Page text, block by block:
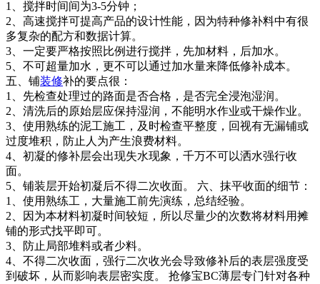
1、搅拌时间间为3-5分钟；
2、高速搅拌可提高产品的设计性能，因为特种修补料中有很
多复杂的配方和数据计算。
3、一定要严格按照比例进行搅拌，先加材料，后加水。
5、不可超量加水，更不可以通过加水量来降低修补成本。
五、铺装修补的要点很：
1、先检查处理过的路面是否合格，是否完全浸泡湿润。
2、清洗后的原始层应保持湿润，不能明水作业或干燥作业。
3、使用熟练的泥工施工，及时检查平整度，回视有无漏铺或
过度堆积，防止人为产生浪费材料。
4、初凝的修补层会出现失水现象，千万不可以洒水强行收
面。
5、铺装层开始初凝后不得二次收面。 六、抹平收面的细节：
1、使用熟练工，大量施工前先演练，总结经验。
2、因为本材料初凝时间较短，所以尽量少的次数将材料用摊
铺的形式找平即可。
3、防止局部堆料或者少料。
4、不得二次收面，强行二次收光会导致修补后的表层强度受
到破坏，从而影响表层密实度。 抢修宝BC薄层专门针对各种